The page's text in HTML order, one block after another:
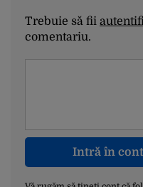
Trebuie să fii
comentariu.
Intră în